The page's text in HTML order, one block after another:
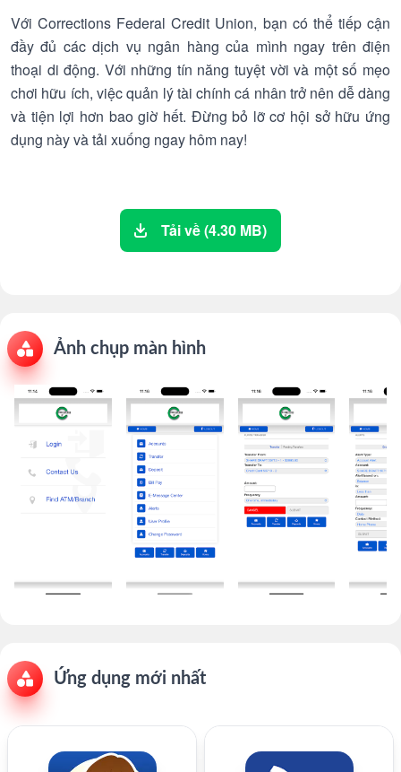
Với Corrections Federal Credit Union, bạn có thể tiếp cận
đầy đủ các dịch vụ ngân hàng của mình ngay trên điện
thoại di động. Với những tín năng tuyệt vời và một số mẹo
chơi hữu ích, việc quản lý tài chính cá nhân trở nên dễ dàng
và tiện lợi hơn bao giờ hết. Đừng bỏ lỡ cơ hội sở hữu ứng
dụng này và tải xuống ngay hôm nay!
Tải về (4.30 MB)
Ảnh chụp màn hình
Ứng dụng mới nhất